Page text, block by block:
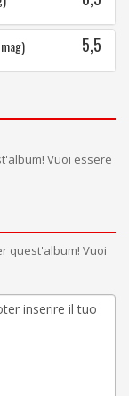
5,5
Vuoi essere
quest'album! Vuoi